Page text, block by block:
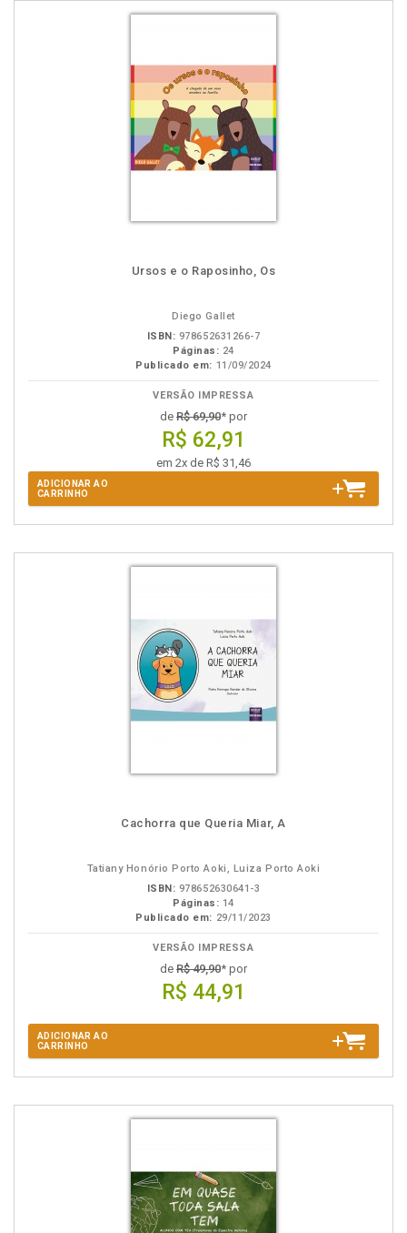
Ursos e o Raposinho, Os
Diego Gallet
ISBN: 978652631266-7
Páginas: 24
Publicado em: 11/09/2024
VERSÃO IMPRESSA
de R$ 69,90* por
R$ 62,91
em 2x de R$ 31,46
ADICIONAR AO
CARRINHO
Cachorra que Queria Miar, A
Tatiany Honório Porto Aoki, Luiza Porto Aoki
ISBN: 978652630641-3
Páginas: 14
Publicado em: 29/11/2023
VERSÃO IMPRESSA
de R$ 49,90* por
R$ 44,91
ADICIONAR AO
CARRINHO